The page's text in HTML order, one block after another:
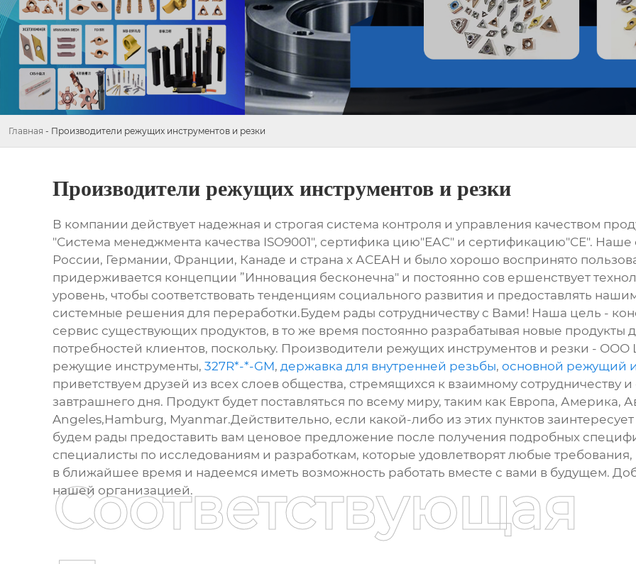
Главная - Производители режущих инструментов и резки
Производители режущих инструментов и резки
В компании действует надежная и строгая система контроля и управления качеством
"Система менеджмента качества ISO9001", сертифика цию"ЕАС" и сертификацию"СЕ".
России, Германии, Франции, Канаде и страна х АСЕАН и было хорошо воспринято
придерживается концепции ”Инновация бесконечна" и постоянно сов ершенствует
уровень, чтобы соответствовать тенденциям социального развития и предоставлять
системные решения для переработки.Будем рады сотрудничеству с Вами! Наша цель -
сервис существующих продуктов, в то же время постоянно разрабатывая новые продукты
потребностей клиентов, поскольку. Производители режущих инструментов и резки -
режущие инструменты, 327R*-*-GM, державка для внутренней резьбы, основной режущий
приветствуем друзей из всех слоев общества, стремящихся к взаимному сотрудничеству
завтрашнего дня. Продукт будет поставляться по всему миру, таким как Европа, Америка,
Angeles,Hamburg, Myanmar.Действительно, если какой-либо из этих пунктов
будем рады предоставить вам ценовое предложение после получения подробных
специалисты по исследованиям и разработкам, которые удовлетворят любые
в ближайшее время и надеемся иметь возможность работать вместе с вами в будущем.
нашей организацией.
Соответствующая